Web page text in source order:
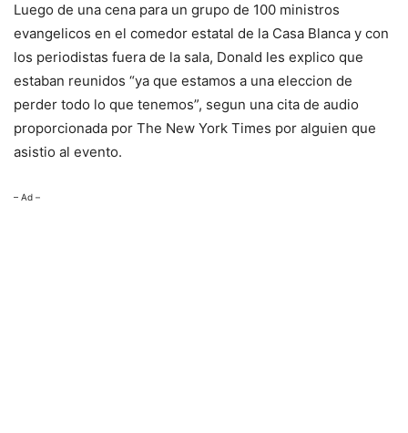
Luego de una cena para un grupo de 100 ministros
evangelicos en el comedor estatal de la Casa Blanca y con
los periodistas fuera de la sala, Donald les explico que
estaban reunidos “ya que estamos a una eleccion de
perder todo lo que tenemos”, segun una cita de audio
proporcionada por The New York Times por alguien que
asistio al evento.
– Ad –